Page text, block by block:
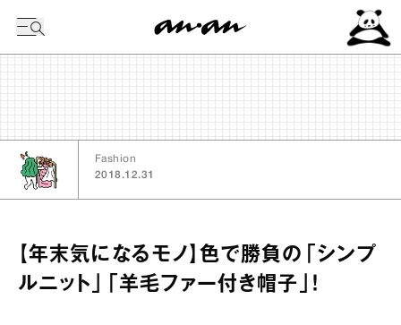
Fashion
2018.12.31
【年末気になるモノ】色で勝負の「シンプ
ルニット」「羊毛ファー付き帽子」！